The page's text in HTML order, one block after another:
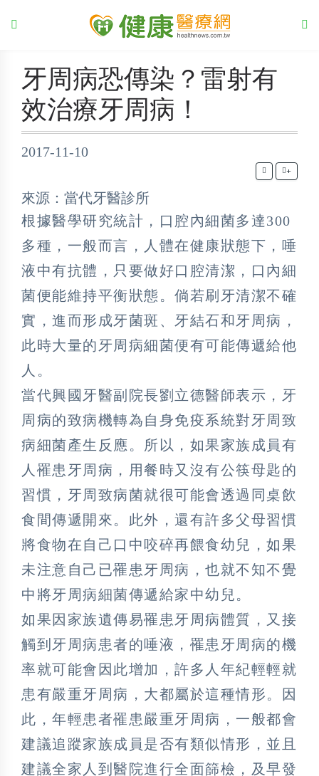
牙周病恐傳染？雷射有
效治療牙周病！
2017-11-10
+
來源：當代牙醫診所
根據醫學研究統計，口腔內細菌多達300
多種，一般而言，人體在健康狀態下，唾
液中有抗體，只要做好口腔清潔，口內細
菌便能維持平衡狀態。倘若刷牙清潔不確
實，進而形成牙菌斑、牙結石和牙周病，
此時大量的牙周病細菌便有可能傳遞給他
人。
當代興國牙醫副院長劉立德醫師表示，牙
周病的致病機轉為自身免疫系統對牙周致
病細菌產生反應。所以，如果家族成員有
人罹患牙周病，用餐時又沒有公筷母匙的
習慣，牙周致病菌就很可能會透過同桌飲
食間傳遞開來。此外，還有許多父母習慣
將食物在自己口中咬碎再餵食幼兒，如果
未注意自己已罹患牙周病，也就不知不覺
中將牙周病細菌傳遞給家中幼兒。
如果因家族遺傳易罹患牙周病體質，又接
觸到牙周病患者的唾液，罹患牙周病的機
率就可能會因此增加，許多人年紀輕輕就
患有嚴重牙周病，大都屬於這種情形。因
此，年輕患者罹患嚴重牙周病，一般都會
建議追蹤家族成員是否有類似情形，並且
建議全家人到醫院進行全面篩檢，及早發